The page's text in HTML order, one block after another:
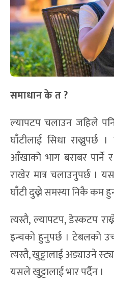
समाधान के त ?
ल्यापटप चलाउन जहिले
घाँटीलाई सिधा राख्नुपर्छ
आँखाको भाग बराबर पार्ने
राखेर मात्र चलाउनुपर्छ ।
घाँटी दुख्ने समस्या निकै कम
त्यस्तै, ल्यापटप, डेस्कटप
इन्चको हुनुपर्छ । टेबलको
त्यस्तै, खुट्टालाई अड्याउने
यसले खुट्टालाई भार पर्दैन ।